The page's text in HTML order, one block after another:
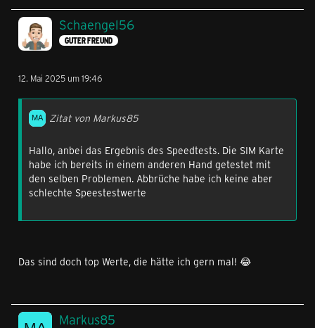
Schaengel56
GUTER FREUND
12. Mai 2025 um 19:46
Zitat von Markus85
Hallo, anbei das Ergebnis des Speedtests. Die SIM Karte
habe ich bereits in einem anderen Hand getestet mit
den selben Problemen. Abbrüche habe ich keine aber
schlechte Speestestwerte
Das sind doch top Werte, die hätte ich gern mal! 😂
Markus85